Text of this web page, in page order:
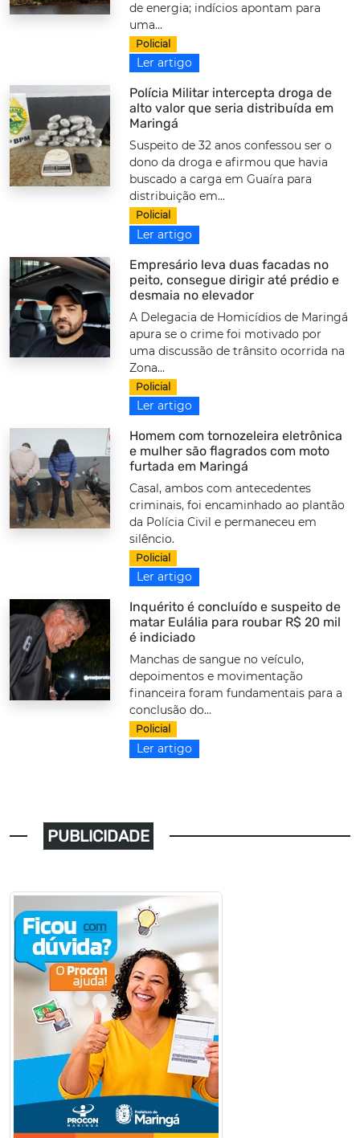
de energia; indícios apontam para
uma...
Policial
Ler artigo
Polícia Militar intercepta droga de
alto valor que seria distribuída em
Maringá
Suspeito de 32 anos confessou ser o
dono da droga e afirmou que havia
buscado a carga em Guaíra para
distribuição em...
Policial
Ler artigo
Empresário leva duas facadas no
peito, consegue dirigir até prédio e
desmaia no elevador
A Delegacia de Homicídios de Maringá
apura se o crime foi motivado por
uma discussão de trânsito ocorrida na
Zona...
Policial
Ler artigo
Homem com tornozeleira eletrônica
e mulher são flagrados com moto
furtada em Maringá
Casal, ambos com antecedentes
criminais, foi encaminhado ao plantão
da Polícia Civil e permaneceu em
silêncio.
Policial
Ler artigo
Inquérito é concluído e suspeito de
matar Eulália para roubar R$ 20 mil
é indiciado
Manchas de sangue no veículo,
depoimentos e movimentação
financeira foram fundamentais para a
conclusão do...
Policial
Ler artigo
PUBLICIDADE